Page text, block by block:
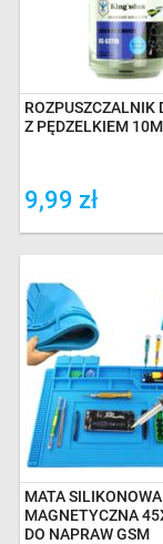
ROZPUSZCZALNIK
Z PĘDZELKIEM
9,99 zł
MATA SILIKONOWA
MAGNETYCZNA
DO NAPRAW GSM